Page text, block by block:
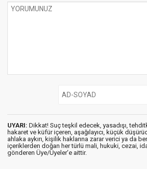
UYARI: Dikkat! Suç teşkil edecek, yasadışı,
hakaret ve küfür içeren, aşağılayıcı, küçük
ahlaka aykırı, kişilik haklarına zarar verici ya da
içeriklerden doğan her türlü mali, hukuki, cezai,
gönderen Üye/Üyeler’e aittir.